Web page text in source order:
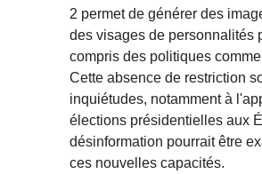
2 permet de générer des
des visages de personnalités
compris des politiques
Cette absence de restriction
inquiétudes, notamment à
élections présidentielles aux
désinformation pourrait être
ces nouvelles capacités.